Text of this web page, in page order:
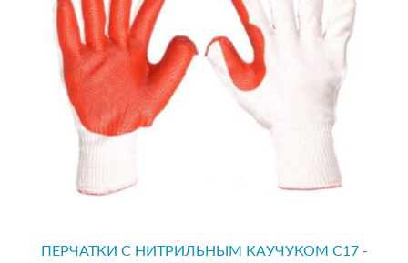
ПЕРЧАТКИ С НИТРИЛЬНЫМ КАУЧУКОМ С17 -